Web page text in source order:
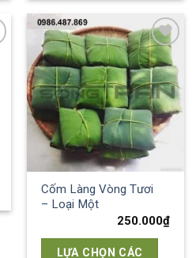
Add to
wishlist
Cốm Làng Vòng Tươi
– Loại Một
250.000₫
LỰA CHỌN CÁC